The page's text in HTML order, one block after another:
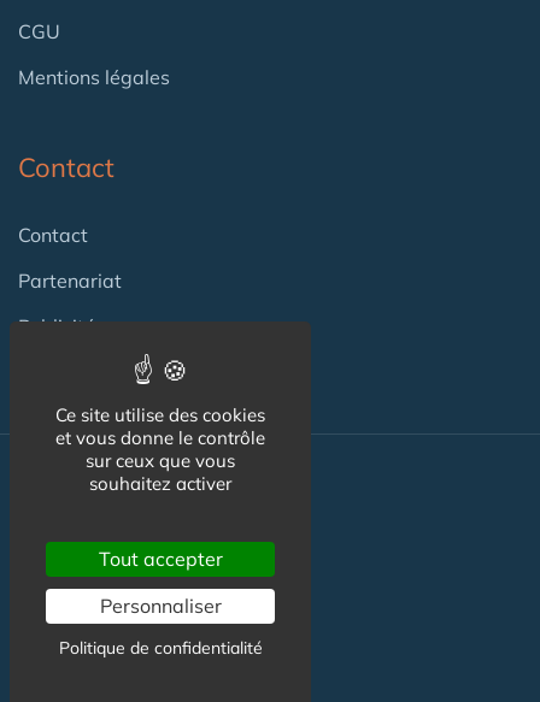
CGU
Mentions légales
Contact
Contact
Partenariat
Publicité
Nos autres sites :
Capgeris.com
CapResidencesSeniors.com
Emploi-formation-sante.com
Ce site utilise des cookies
et vous donne le contrôle
sur ceux que vous
souhaitez activer
Tout accepter
Personnaliser
Politique de confidentialité